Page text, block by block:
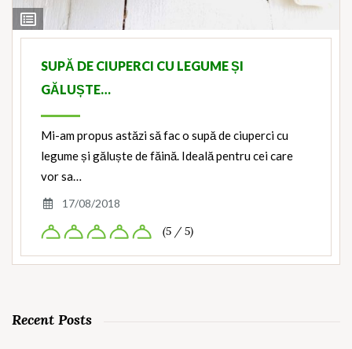
View
Ingredients
SUPĂ DE CIUPERCI CU LEGUME ȘI
GĂLUȘTE…
Mi-am propus astăzi să fac o supă de ciuperci cu
legume și găluște de făină. Ideală pentru cei care
vor sa…
17/08/2018
(5 / 5)
Recent Posts